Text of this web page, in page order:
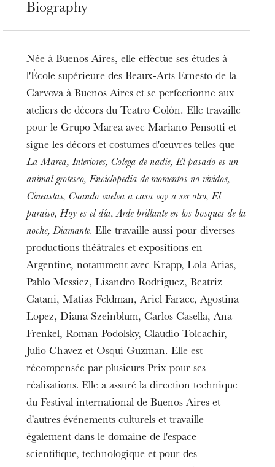
Biography
Née à Buenos Aires, elle effectue ses études à
l'École supérieure des Beaux-Arts Ernesto de la
Carvova à Buenos Aires et se perfectionne aux
ateliers de décors du Teatro Colón. Elle travaille
pour le Grupo Marea avec Mariano Pensotti et
signe les décors et costumes d'œuvres telles que
La Marea, Interiores, Colega de nadie, El pasado es un
animal grotesco, Enciclopedia de momentos no vividos,
Cineastas, Cuando vuelva a casa voy a ser otro, El
paraiso, Hoy es el día, Arde brillante en los bosques de la
noche, Diamante. Elle travaille aussi pour diverses
productions théâtrales et expositions en
Argentine, notamment avec Krapp, Lola Arias,
Pablo Messiez, Lisandro Rodriguez, Beatriz
Catani, Matias Feldman, Ariel Farace, Agostina
Lopez, Diana Szeinblum, Carlos Casella, Ana
Frenkel, Roman Podolsky, Claudio Tolcachir,
Julio Chavez et Osqui Guzman. Elle est
récompensée par plusieurs Prix pour ses
réalisations. Elle a assuré la direction technique
du Festival international de Buenos Aires et
d'autres événements culturels et travaille
également dans le domaine de l'espace
scientifique, technologique et pour des